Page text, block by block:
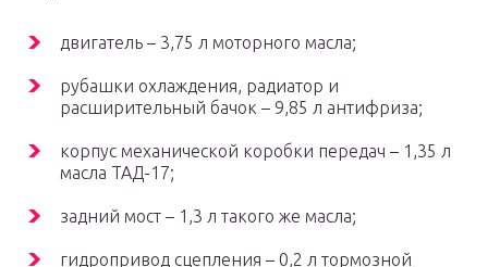
двигатель – 3,75 л моторного масла;
рубашки охлаждения, радиатор и
расширительный бачок – 9,85 л антифриза;
корпус механической коробки передач – 1,35 л
масла ТАД-17;
задний мост – 1,3 л такого же масла;
гидропривод сцепления – 0,2 л тормозной